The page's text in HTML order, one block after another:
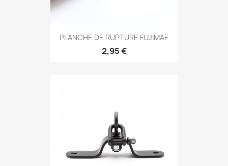
Aperçu rapide
PLANCHE DE RUPTURE FUJIMAE
2,95 €